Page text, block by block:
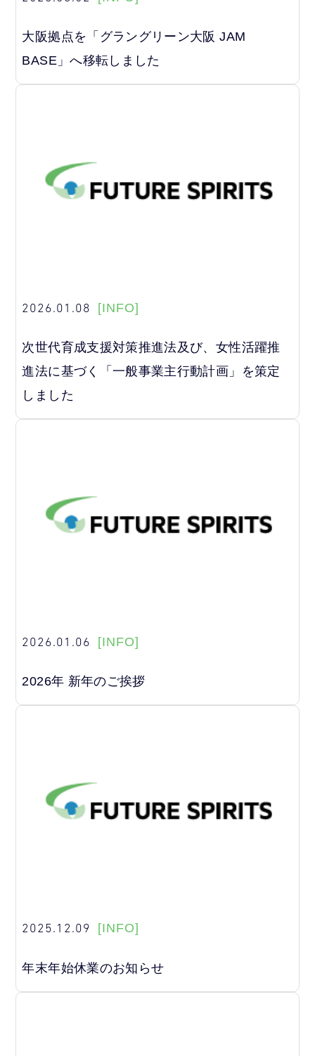
大阪拠点を「グラングリーン大阪 JAM
BASE」へ移転しました
2026.01.08 [INFO]
次世代育成支援対策推進法及び、女性活躍推
進法に基づく「一般事業主行動計画」を策定
しました
2026.01.06 [INFO]
2026年 新年のご挨拶
2025.12.09 [INFO]
年末年始休業のお知らせ